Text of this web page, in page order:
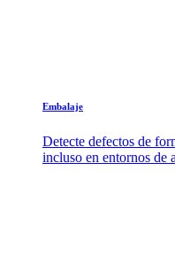
Embalaje
Detecte defectos de
incluso en entornos de